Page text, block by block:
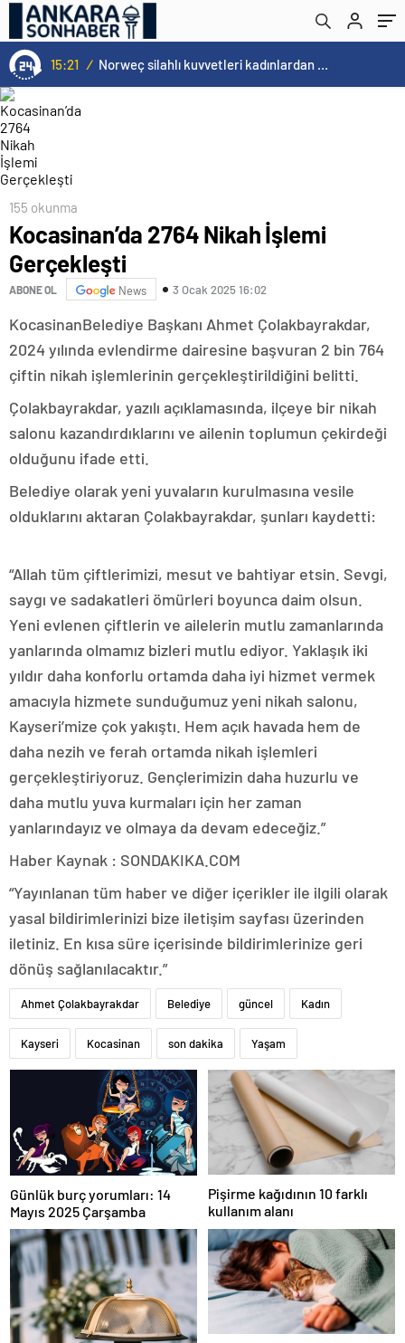
15:21 / Norweç silahlı kuvvetleri kadınlardan oluşan özel kuvvetler eğitimlerini başlattı.
155 okunma
Kocasinan’da 2764 Nikah İşlemi
Gerçekleşti
ABONE OL News 3 Ocak 2025 16:02
KocasinanBelediye Başkanı Ahmet Çolakbayrakdar,
2024 yılında evlendirme dairesine başvuran 2 bin 764
çiftin nikah işlemlerinin gerçekleştirildiğini belitti.
Çolakbayrakdar, yazılı açıklamasında, ilçeye bir nikah
salonu kazandırdıklarını ve ailenin toplumun çekirdeği
olduğunu ifade etti.
Belediye olarak yeni yuvaların kurulmasına vesile
olduklarını aktaran Çolakbayrakdar, şunları kaydetti:
“Allah tüm çiftlerimizi, mesut ve bahtiyar etsin. Sevgi,
saygı ve sadakatleri ömürleri boyunca daim olsun.
Yeni evlenen çiftlerin ve ailelerin mutlu zamanlarında
yanlarında olmamız bizleri mutlu ediyor. Yaklaşık iki
yıldır daha konforlu ortamda daha iyi hizmet vermek
amacıyla hizmete sunduğumuz yeni nikah salonu,
Kayseri’mize çok yakıştı. Hem açık havada hem de
daha nezih ve ferah ortamda nikah işlemleri
gerçekleştiriyoruz. Gençlerimizin daha huzurlu ve
daha mutlu yuva kurmaları için her zaman
yanlarındayız ve olmaya da devam edeceğiz.”
Haber Kaynak : SONDAKIKA.COM
“Yayınlanan tüm haber ve diğer içerikler ile ilgili olarak
yasal bildirimlerinizi bize iletişim sayfası üzerinden
iletiniz. En kısa süre içerisinde bildirimlerinize geri
dönüş sağlanılacaktır.”
Ahmet Çolakbayrakdar Belediye güncel Kadın
Kayseri Kocasinan son dakika Yaşam
Günlük burç yorumları: 14
Mayıs 2025 Çarşamba
Pişirme kağıdının 10 farklı
kullanım alanı